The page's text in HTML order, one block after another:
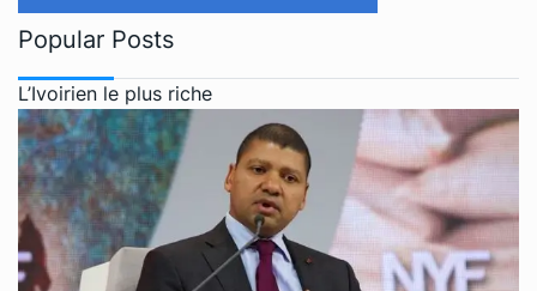
Popular Posts
L’Ivoirien le plus riche